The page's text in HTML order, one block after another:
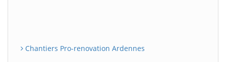
Chantiers Pro-renovation Ardennes